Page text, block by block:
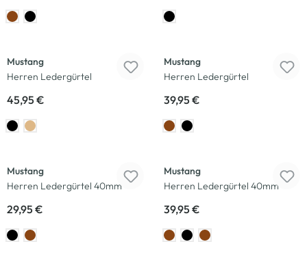
Mustang
Herren Ledergürtel
45,95 €
Mustang
Herren Ledergürtel
39,95 €
Mustang
Herren Ledergürtel 40mm
29,95 €
Mustang
Herren Ledergürtel 40mm
39,95 €